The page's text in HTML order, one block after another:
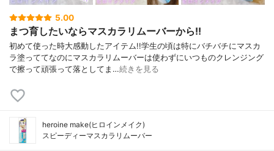
5.00
まつ育したいならマスカラリムーバーから!!
初めて使った時大感動したアイテム!!⁡⁡学生の頃は特にバチバチにマスカ
ラ塗っててなのにマスカラリムーバーは使わずにいつものクレンジング
で擦って頑張って落としてま…続きを見る
heroine make(ヒロインメイク)
スピーディーマスカラリムーバー